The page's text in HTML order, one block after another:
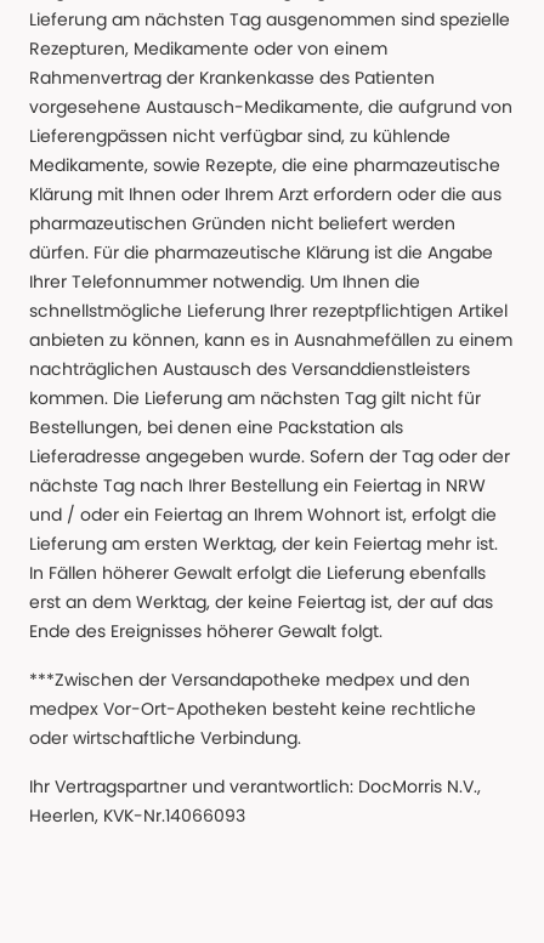
Lieferung am nächsten Tag ausgenommen sind spezielle
Rezepturen, Medikamente oder von einem
Rahmenvertrag der Krankenkasse des Patienten
vorgesehene Austausch-Medikamente, die aufgrund von
Lieferengpässen nicht verfügbar sind, zu kühlende
Medikamente, sowie Rezepte, die eine pharmazeutische
Klärung mit Ihnen oder Ihrem Arzt erfordern oder die aus
pharmazeutischen Gründen nicht beliefert werden
dürfen. Für die pharmazeutische Klärung ist die Angabe
Ihrer Telefonnummer notwendig. Um Ihnen die
schnellstmögliche Lieferung Ihrer rezeptpflichtigen Artikel
anbieten zu können, kann es in Ausnahmefällen zu einem
nachträglichen Austausch des Versanddienstleisters
kommen. Die Lieferung am nächsten Tag gilt nicht für
Bestellungen, bei denen eine Packstation als
Lieferadresse angegeben wurde. Sofern der Tag oder der
nächste Tag nach Ihrer Bestellung ein Feiertag in NRW
und / oder ein Feiertag an Ihrem Wohnort ist, erfolgt die
Lieferung am ersten Werktag, der kein Feiertag mehr ist.
In Fällen höherer Gewalt erfolgt die Lieferung ebenfalls
erst an dem Werktag, der keine Feiertag ist, der auf das
Ende des Ereignisses höherer Gewalt folgt.
***Zwischen der Versandapotheke medpex und den
medpex Vor-Ort-Apotheken besteht keine rechtliche
oder wirtschaftliche Verbindung.
Ihr Vertragspartner und verantwortlich: DocMorris N.V.,
Heerlen, KVK-Nr.14066093